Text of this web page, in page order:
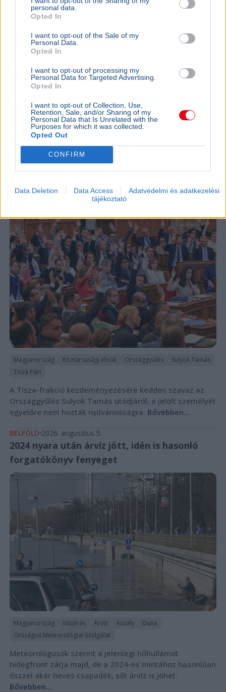
personal data.
Opted In
I want to opt-out of the Sale of my
Personal Data.
Opted In
I want to opt-out of processing my
Personal Data for Targeted Advertising.
Opted In
I want to opt-out of Collection, Use,
Retention, Sale, and/or Sharing of my
Personal Data that Is Unrelated with the
Purposes for which it was collected.
Opted Out
CONFIRM
Data Deletion Data Access
Adatvédelmi és adatkezelési
tájékoztató
Magyarország Rendőrség Biztonság Tűzvész Hőség
A feltámadt szél miatt a székesfehérvári tűz a
Feketehegy-szárazréti házak felé terjed, a rendőrség
több lakost is evakuálásra kért.Bővebben...
BELFÖLD 2026. augusztus 5.
az új köztársasági elnökről
Magyarország Köztársasági elnök Országgyűlés
Sulyok Tamás
Tisza Párt
A Tisza-frakció kezdeményezésére kedden szavaz az
Országgyűlés Sulyok Tamás utódjáról, a jelölt személyét
egyelőre nem hozták nyilvánosságra. Bővebben...
BELFÖLD 2026. augusztus 5.
2024 nyara után árvíz jött, idén is hasonló
forgatókönyv fenyeget
Magyarország Időjárás Árvíz Aszály
Duna
Országos Meteorológiai Szolgálat
Meteorológusok szerint a jelenlegi hőhullámot
hidegfront zárja majd, de a 2024-es mintához hasonlóan
ősszel akár heves csapadék, sőt árvíz is jöhet.
Bővebben...